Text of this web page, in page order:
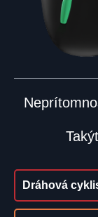
Dráhová